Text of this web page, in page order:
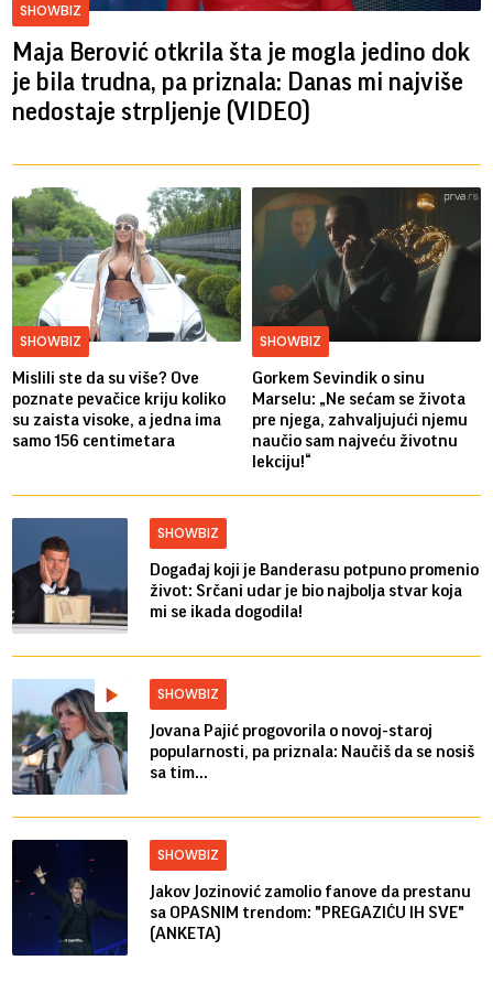
SHOWBIZ
Maja Berović otkrila šta je mogla jedino dok
je bila trudna, pa priznala: Danas mi najviše
nedostaje strpljenje (VIDEO)
SHOWBIZ
Mislili ste da su više? Ove
poznate pevačice kriju koliko
su zaista visoke, a jedna ima
samo 156 centimetara
SHOWBIZ
Gorkem Sevindik o sinu
Marselu: „Ne sećam se života
pre njega, zahvaljujući njemu
naučio sam najveću životnu
lekciju!“
SHOWBIZ
Događaj koji je Banderasu potpuno promenio
život: Srčani udar je bio najbolja stvar koja
mi se ikada dogodila!
SHOWBIZ
Jovana Pajić progovorila o novoj-staroj
popularnosti, pa priznala: Naučiš da se nosiš
sa tim...
SHOWBIZ
Jakov Jozinović zamolio fanove da prestanu
sa OPASNIM trendom: "PREGAZIĆU IH SVE"
(ANKETA)